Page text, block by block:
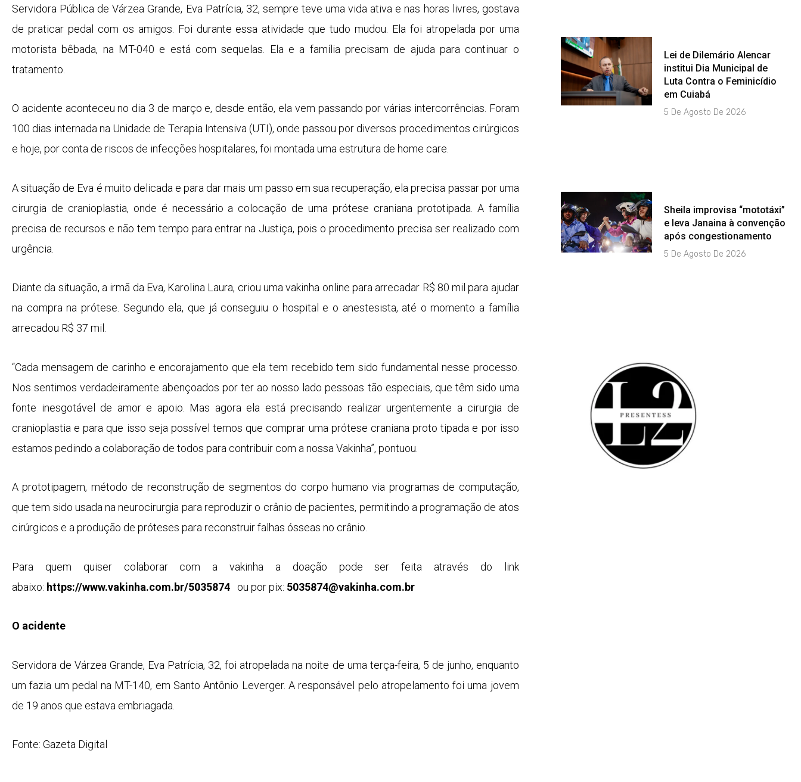
Servidora Pública de Várzea Grande, Eva Patrícia, 32, sempre teve uma vida ativa e nas horas livres, gostava
de praticar pedal com os amigos. Foi durante essa atividade que tudo mudou. Ela foi atropelada por uma
motorista bêbada, na MT-040 e está com sequelas. Ela e a família precisam de ajuda para continuar o
tratamento.
O acidente aconteceu no dia 3 de março e, desde então, ela vem passando por várias intercorrências. Foram
100 dias internada na Unidade de Terapia Intensiva (UTI), onde passou por diversos procedimentos cirúrgicos
e hoje, por conta de riscos de infecções hospitalares, foi montada uma estrutura de home care.
A situação de Eva é muito delicada e para dar mais um passo em sua recuperação, ela precisa passar por uma
cirurgia de cranioplastia, onde é necessário a colocação de uma prótese craniana prototipada. A família
precisa de recursos e não tem tempo para entrar na Justiça, pois o procedimento precisa ser realizado com
urgência.
Diante da situação, a irmã da Eva, Karolina Laura, criou uma vakinha online para arrecadar R$ 80 mil para ajudar
na compra na prótese. Segundo ela, que já conseguiu o hospital e o anestesista, até o momento a família
arrecadou R$ 37 mil.
“Cada mensagem de carinho e encorajamento que ela tem recebido tem sido fundamental nesse processo.
Nos sentimos verdadeiramente abençoados por ter ao nosso lado pessoas tão especiais, que têm sido uma
fonte inesgotável de amor e apoio. Mas agora ela está precisando realizar urgentemente a cirurgia de
cranioplastia e para que isso seja possível temos que comprar uma prótese craniana proto tipada e por isso
estamos pedindo a colaboração de todos para contribuir com a nossa Vakinha”, pontuou.
A prototipagem, método de reconstrução de segmentos do corpo humano via programas de computação,
que tem sido usada na neurocirurgia para reproduzir o crânio de pacientes, permitindo a programação de atos
cirúrgicos e a produção de próteses para reconstruir falhas ósseas no crânio.
Para quem quiser colaborar com a vakinha a doação pode ser feita através do link
abaixo: https://www.vakinha.com.br/5035874 ou por pix: 5035874@vakinha.com.br
O acidente
Servidora de Várzea Grande, Eva Patrícia, 32, foi atropelada na noite de uma terça-feira, 5 de junho, enquanto
um fazia um pedal na MT-140, em Santo Antônio Leverger. A responsável pelo atropelamento foi uma jovem
de 19 anos que estava embriagada.
Fonte: Gazeta Digital
Lei de Dilemário Alencar
institui Dia Municipal de
Luta Contra o Feminicídio
em Cuiabá
5 De Agosto De 2026
Sheila improvisa “mototáxi”
e leva Janaina à convenção
após congestionamento
5 De Agosto De 2026